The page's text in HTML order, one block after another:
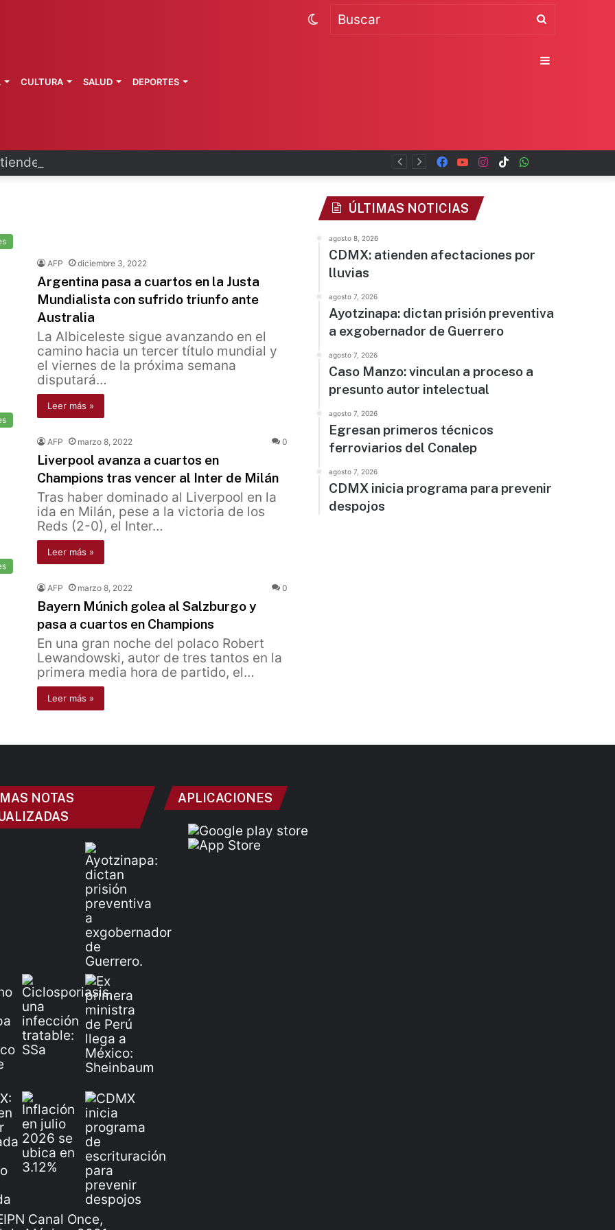
afectaciones por lluvias TikTok
Instagram
YouTube
Facebook
CULTURA SALUD DEPORTES
Switch
AFP diciembre 3, 2022
Argentina pasa a cuartos en la Justa
Mundialista con sufrido triunfo ante
Australia
La Albiceleste sigue avanzando en el
camino hacia un tercer título mundial y
el viernes de la próxima semana
disputará…
Leer más »
AFP marzo 8, 2022 0
Liverpool avanza a cuartos en
Champions tras vencer al Inter de Milán
Tras haber dominado al Liverpool en la
ida en Milán, pese a la victoria de los
Reds (2-0), el Inter…
Leer más »
AFP marzo 8, 2022 0
Bayern Múnich golea al Salzburgo y
pasa a cuartos en Champions
En una gran noche del polaco Robert
Lewandowski, autor de tres tantos en la
primera media hora de partido, el…
Leer más »
ÚLTIMAS NOTICIAS
agosto 8, 2026
CDMX: atienden afectaciones por
lluvias
agosto 7, 2026
Ayotzinapa: dictan prisión preventiva
a exgobernador de Guerrero
agosto 7, 2026
Caso Manzo: vinculan a proceso a
presunto autor intelectual
agosto 7, 2026
Egresan primeros técnicos
ferroviarios del Conalep
agosto 7, 2026
CDMX inicia programa para prevenir
despojos
NOTAS
Canal Once,
APLICACIONES